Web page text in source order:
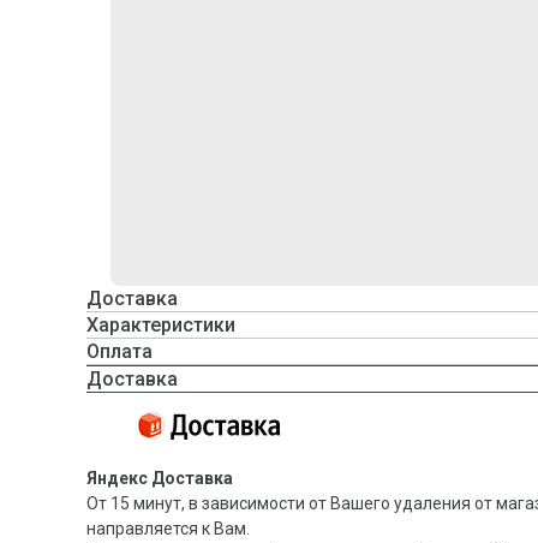
Доставка
Характеристики
Оплата
Доставка
Яндекс Доставка
От 15 минут, в зависимости от Вашего удаления от
направляется к Вам.